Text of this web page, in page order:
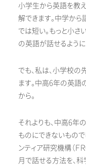
小学生から英語を教
解できます。中学か
では短い。もっと小さ
の英語が話せるように
でも、私は、小学校
ます。中高6年の英語
から。
それよりも、中高6年
ものにできないもの
ンティア研究機構（Ｆ
月で話せる方法を、